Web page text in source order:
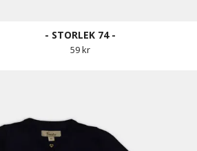
- STORLEK 74 -
59 kr